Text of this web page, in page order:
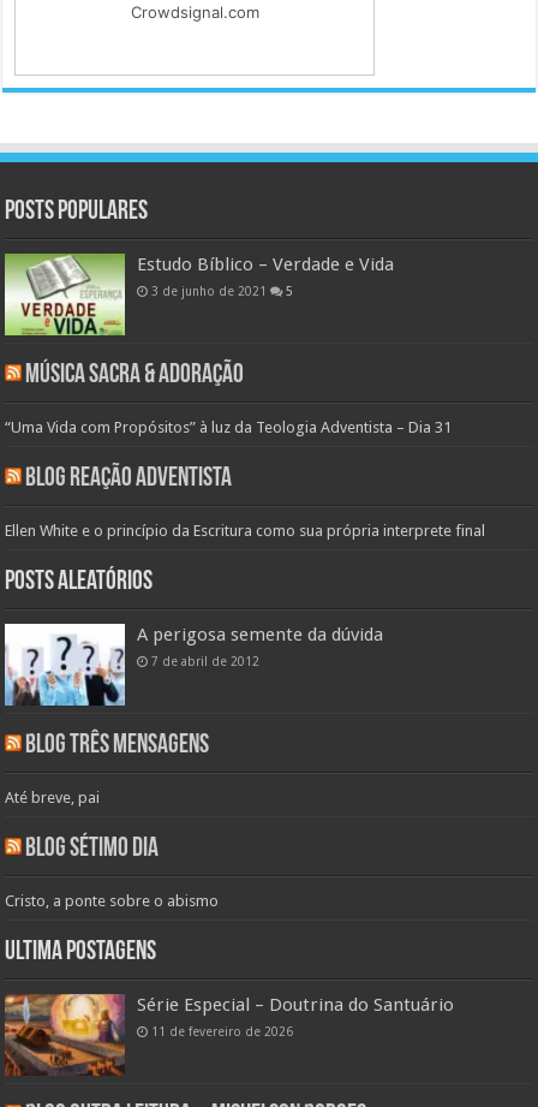
Crowdsignal.com
Posts populares
Estudo Bíblico – Verdade e Vida
3 de junho de 2021 5
Música Sacra & Adoração
“Uma Vida com Propósitos” à luz da Teologia Adventista – Dia 31
Blog Reação Adventista
Ellen White e o princípio da Escritura como sua própria interprete final
Posts aleatórios
A perigosa semente da dúvida
7 de abril de 2012
Blog Três Mensagens
Até breve, pai
Blog Sétimo Dia
Cristo, a ponte sobre o abismo
Ultima Postagens
Série Especial – Doutrina do Santuário
11 de fevereiro de 2026